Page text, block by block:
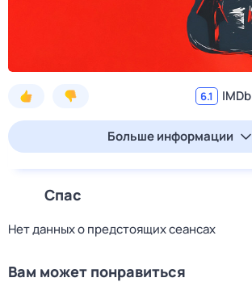
6.1 IMDb
Больше информации
Спас
Нет данных о предстоящих сеансах
Вам может понравиться